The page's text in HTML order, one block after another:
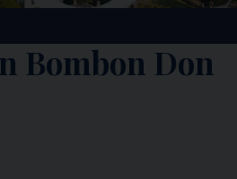
Bombon Don